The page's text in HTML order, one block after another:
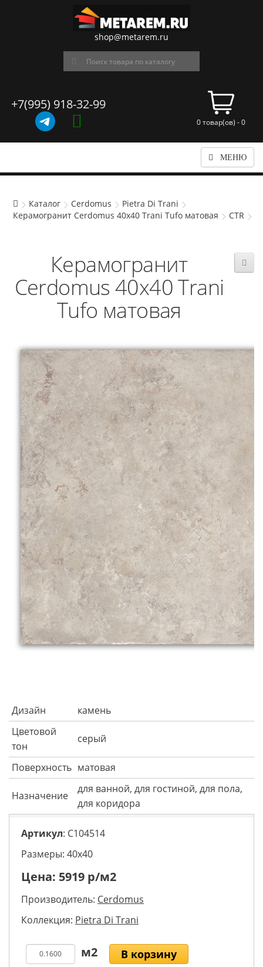
shop@metarem.ru
+7(995) 918-32-99
0 товар(ов) - 0
МЕНЮ
Каталог Cerdomus
Pietra Di Trani
Керамогранит Cerdomus 40x40 Trani Tufo матовая
CTR
Керамогранит
Cerdomus 40x40 Trani
Tufo матовая
Дизайн
камень
Цветовой
тон
серый
Поверхность матовая
Назначение
для ванной, для гостиной, для пола,
для коридора
Артикул: C104514
Размеры: 40х40
Цена: 5919 р/м2
Производитель: Cerdomus
Коллекция: Pietra Di Trani
В корзину